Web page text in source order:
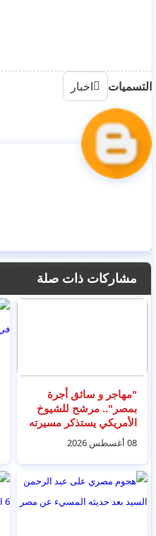
التسميات اخبار
مشاركات ذات صلة
"مهاجر و سائق أجرة
بمصر".. مرشح للشيوخ
الأمريكي يستذكر مسيرته
للولايات المتحدة08 أغسطس 2026